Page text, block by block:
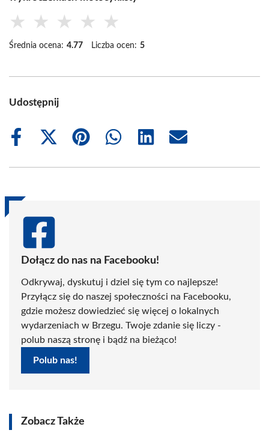
★ ★ ★ ★ ★
Średnia ocena: 4.77 Liczba ocen: 5
Udostępnij
Share
Share
(Twitter)
Share
Share
Share
Share
Dołącz do nas na Facebooku!
Odkrywaj, dyskutuj i dziel się tym co najlepsze!
Przyłącz się do naszej społeczności na Facebooku,
gdzie możesz dowiedzieć się więcej o lokalnych
wydarzeniach w Brzegu. Twoje zdanie się liczy -
polub naszą stronę i bądź na bieżąco!
Polub nas!
Zobacz Także